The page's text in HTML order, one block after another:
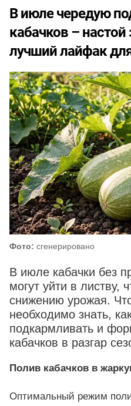
В июле чередую
кабачков –
лучший лайфак
Фото: сгенерировано
В июле кабачки без
могут уйти в листву,
снижению урожая.
необходимо знать,
подкармливать и
кабачков в разгар
Полив кабачков в
Оптимальный режим